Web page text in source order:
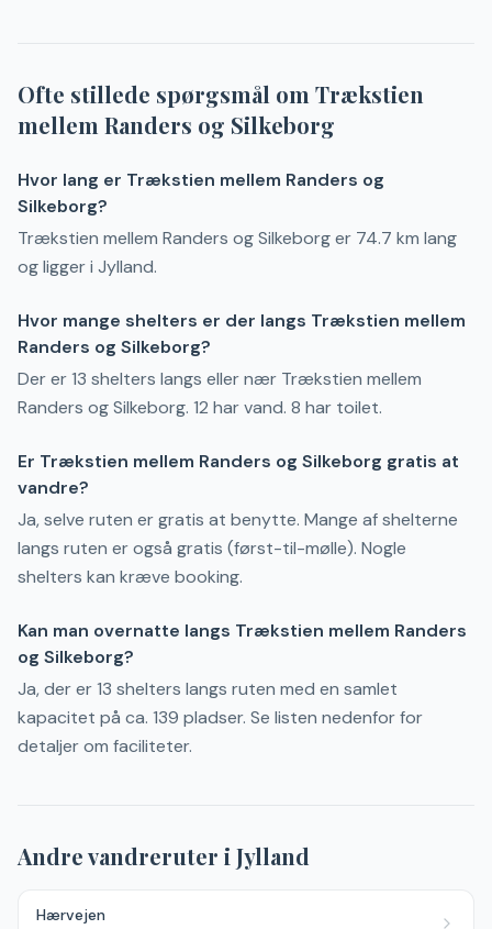
Ofte stillede spørgsmål om Trækstien
mellem Randers og Silkeborg
Hvor lang er Trækstien mellem Randers og
Silkeborg?
Trækstien mellem Randers og Silkeborg er 74.7 km lang
og ligger i Jylland.
Hvor mange shelters er der langs Trækstien mellem
Randers og Silkeborg?
Der er 13 shelters langs eller nær Trækstien mellem
Randers og Silkeborg. 12 har vand. 8 har toilet.
Er Trækstien mellem Randers og Silkeborg gratis at
vandre?
Ja, selve ruten er gratis at benytte. Mange af shelterne
langs ruten er også gratis (først-til-mølle). Nogle
shelters kan kræve booking.
Kan man overnatte langs Trækstien mellem Randers
og Silkeborg?
Ja, der er 13 shelters langs ruten med en samlet
kapacitet på ca. 139 pladser. Se listen nedenfor for
detaljer om faciliteter.
Andre vandreruter i Jylland
Hærvejen